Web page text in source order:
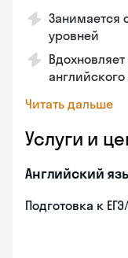
Занимается
уровней
Читать дальше
Услуги и
Английский
Подготовка к